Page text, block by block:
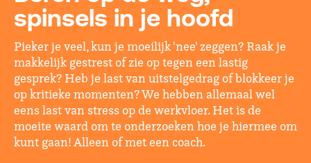
spinsels in je hoofd
Pieker je veel, kun je moeilijk 'nee' zeggen? Raak je
makkelijk gestrest of zie op tegen een lastig
gesprek? Heb je last van uitstelgedrag of blokkeer je
op kritieke momenten? We hebben allemaal wel
eens last van stress op de werkvloer. Het is de
moeite waard om te onderzoeken hoe je hiermee om
kunt gaan! Alleen of met een coach.